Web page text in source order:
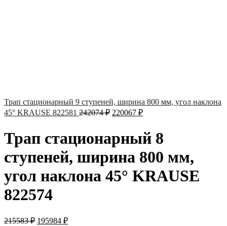
Трап стационарный 9 ступеней, ширина 800 мм, угол наклона
45° KRAUSE 822581 242074₽ 220067 ₽
Трап стационарный 8
ступеней, ширина 800 мм,
угол наклона 45° KRAUSE
822574
215583₽ 195984 ₽